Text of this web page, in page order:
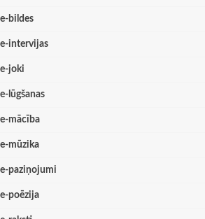
e-bildes
e-intervijas
e-joki
e-lūgšanas
e-mācība
e-mūzika
e-paziņojumi
e-poēzija